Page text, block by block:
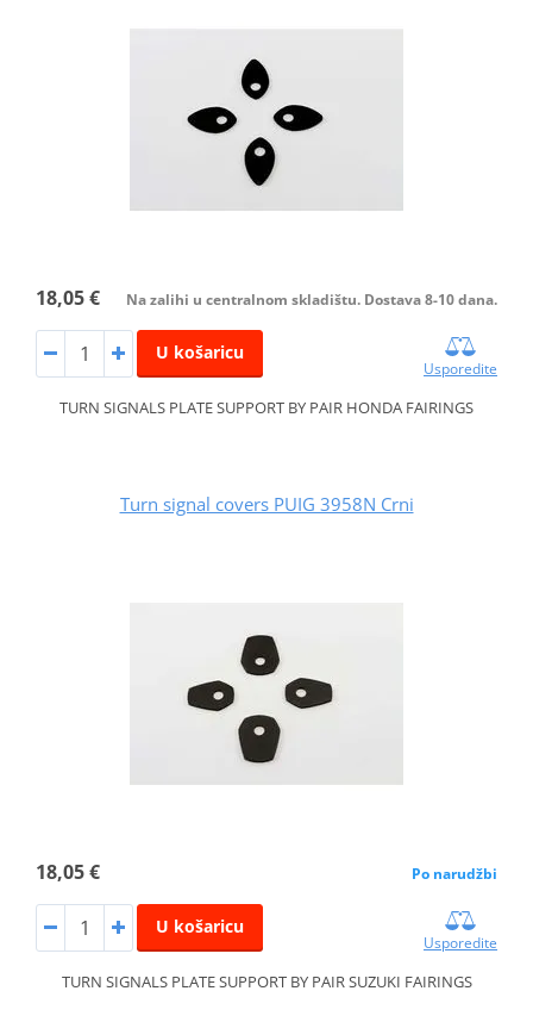
18,05 € Na zalihi u centralnom skladištu. Dostava 8-10 dana.
U košaricu
Usporedite
TURN SIGNALS PLATE SUPPORT BY PAIR HONDA FAIRINGS
Turn signal covers PUIG 3958N Crni
18,05 € Po narudžbi
U košaricu
Usporedite
TURN SIGNALS PLATE SUPPORT BY PAIR SUZUKI FAIRINGS